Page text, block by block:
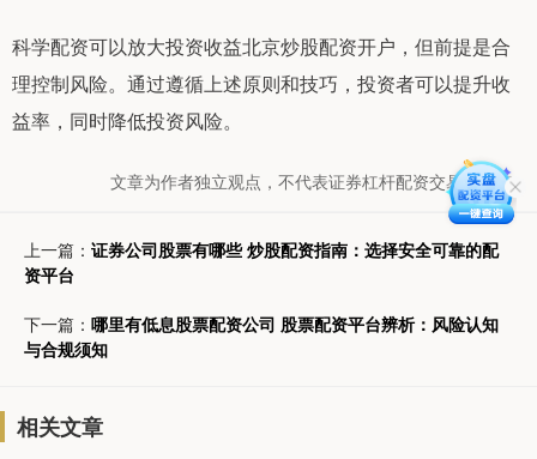
科学配资可以放大投资收益北京炒股配资开户，但前提是合
理控制风险。通过遵循上述原则和技巧，投资者可以提升收
益率，同时降低投资风险。
文章为作者独立观点，不代表证券杠杆配资交易网观点
上一篇： 证券公司股票有哪些 炒股配资指南：选择安全可靠的配
资平台
下一篇： 哪里有低息股票配资公司 股票配资平台辨析：风险认知
与合规须知
相关文章